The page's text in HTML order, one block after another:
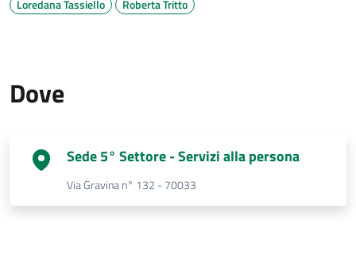
Loredana Tassiello
Roberta Tritto
Dove
Sede 5° Settore - Servizi alla persona
Via Gravina n° 132 - 70033